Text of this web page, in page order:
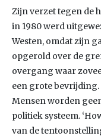
Zijn verzet tegen de
in 1980 werd
Westen, omdat zijn
opgerold over de
overgang waar
een grote
Mensen worden
politiek systeem.
van de